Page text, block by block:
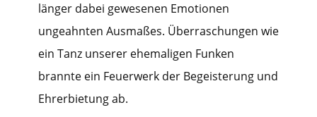
länger dabei gewesenen Emotionen
ungeahnten Ausmaßes. Überraschungen wie
ein Tanz unserer ehemaligen Funken
brannte ein Feuerwerk der Begeisterung und
Ehrerbietung ab.